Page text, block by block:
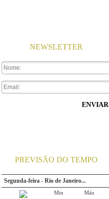
NEWSLETTER
ENVIAR
PREVISÃO DO TEMPO
Segunda-feira - Rio de Janeiro...
Máx
Min